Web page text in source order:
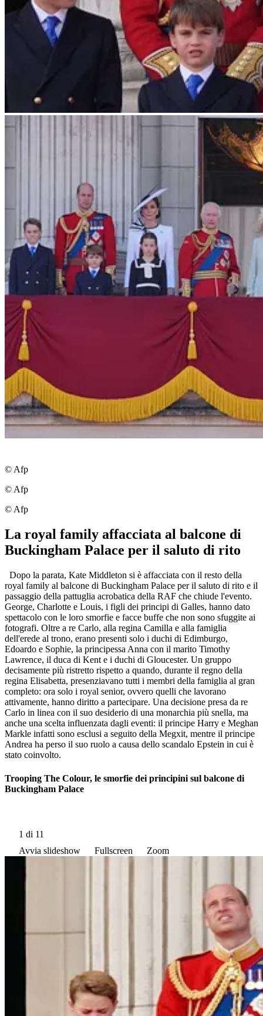
© Afp
© Afp
© Afp
La royal family affacciata al balcone di
Buckingham Palace per il saluto di rito
Dopo la parata, Kate Middleton si è affacciata con il resto della
royal family al balcone di Buckingham Palace per il saluto di rito e il
passaggio della pattuglia acrobatica della RAF che chiude l'evento.
George, Charlotte e Louis, i figli dei principi di Galles, hanno dato
spettacolo con le loro smorfie e facce buffe che non sono sfuggite ai
fotografi. Oltre a re Carlo, alla regina Camilla e alla famiglia
dell'erede al trono, erano presenti solo i duchi di Edimburgo,
Edoardo e Sophie, la principessa Anna con il marito Timothy
Lawrence, il duca di Kent e i duchi di Gloucester. Un gruppo
decisamente più ristretto rispetto a quando, durante il regno della
regina Elisabetta, presenziavano tutti i membri della famiglia al gran
completo: ora solo i royal senior, ovvero quelli che lavorano
attivamente, hanno diritto a partecipare. Una decisione presa da re
Carlo in linea con il suo desiderio di una monarchia più snella, ma
anche una scelta influenzata dagli eventi: il principe Harry e Meghan
Markle infatti sono esclusi a seguito della Megxit, mentre il principe
Andrea ha perso il suo ruolo a causa dello scandalo Epstein in cui è
stato coinvolto.
Trooping The Colour, le smorfie dei principini sul balcone di
Buckingham Palace
1 di 11
Avvia slideshow
Fullscreen Zoom